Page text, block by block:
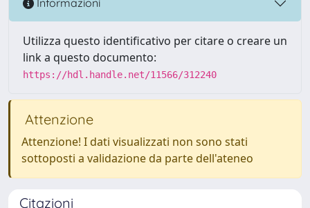
Informazioni
Utilizza questo identificativo per citare o creare un
link a questo documento:
https://hdl.handle.net/11566/312240
Attenzione
Attenzione! I dati visualizzati non sono stati
sottoposti a validazione da parte dell'ateneo
Citazioni